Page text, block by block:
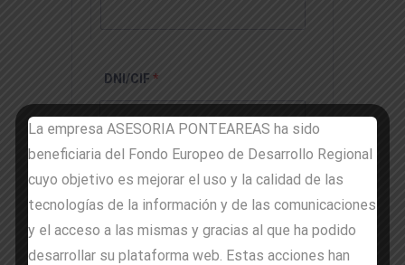
DNI/CIF *
Provincia
La empresa ASESORIA PONTEAREAS ha sido
beneficiaria del Fondo Europeo de Desarrollo Regional
cuyo objetivo es mejorar el uso y la calidad de las
tecnologías de la información y de las comunicaciones
y el acceso a las mismas y gracias al que ha podido
desarrollar su plataforma web. Estas acciones han